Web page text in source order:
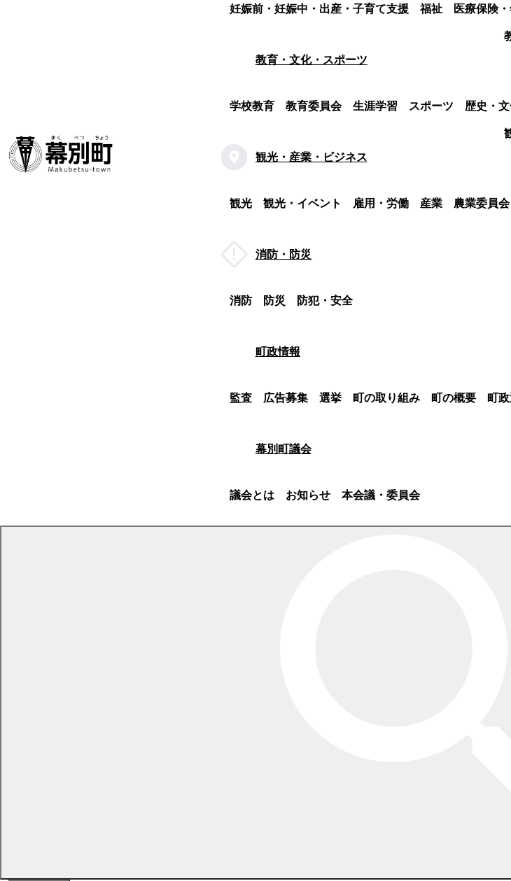
妊娠前・妊娠中・出産・子育て支援 福祉 医療保険
教育・文化・スポーツ
学校教育 教育委員会 生涯学習 スポーツ
歴史・
観光・産業・ビジネス
観光 観光・イベント 雇用・労働 産業 農業委員会
消防・防災
消防 防災
防犯・安全
町政情報
監査 広告募集 選挙 町の取り組み 町の概要 町
幕別町議会
議会とは お知らせ 本会議・委員会